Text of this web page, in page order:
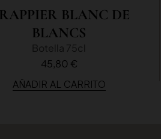
BLANC DE
BLANCS
Botella 75cl
45,80 €
AÑADIR AL CARRITO